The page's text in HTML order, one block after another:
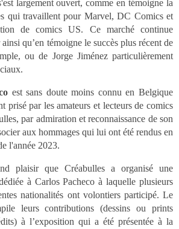
largement ouvert, comme en témoigne la
qui travaillent pour Marvel, DC Comics et
de comics US. Ce marché continue
qu’en témoigne le succès plus récent de
ou de Jorge Jiménez particulièrement
est sans doute moins connu en Belgique
prisé par les amateurs et lecteurs de comics
par admiration et reconnaissance de son
aux hommages qui lui ont été rendus en
l'année 2023.
plaisir que Créabulles a organisé une
à Carlos Pacheco à laquelle plusieurs
nationalités ont volontiers participé. Le
leurs contributions (dessins ou prints
à l’exposition qui a été présentée à la